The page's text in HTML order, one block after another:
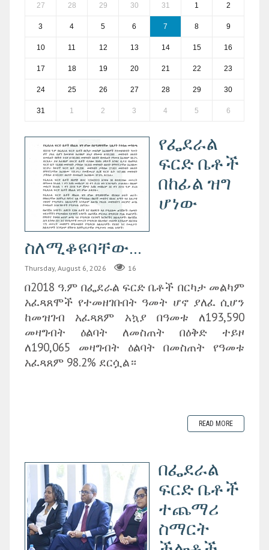
27 28 29 30 31 1 2
3 4 5 6 7 8 9
10 11 12 13 14 15 16
17 18 19 20 21 22 23
24 25 26 27 28 29 30
31 1 2 3 4 5 6
የፌደራል
ፍርድ ቤቶች
በከፊል ዝግ
ሆነው
ስለሚቆዩባቸው...
Thursday, August 6, 2026 16
በ2018 ዓ.ም በፌደራል ፍርድ ቤቶች በርካታ መልካም
አፈጻጸሞች የተመዘገቡበት ዓመት ሆኖ ያለፈ ሲሆን
ከመዝገብ አፈጻጸም አኳያ በዓመቱ ለ193,590
መዛግብት ዕልባት ለመስጠት በዕቅድ ተይዞ
ለ190,065 መዛግብት ዕልባት በመስጠት የዓመቱ
አፈጻጸም 98.2% ደርሷል።
READ MORE
በፌደራል
ፍርድ ቤቶች
ተጨማሪ
ስማርት